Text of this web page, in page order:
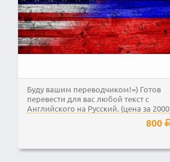
Буду вашим переводчиком!=) Готов
перевести для вас любой текст с
Английского на Русский. (цена за 2000
800